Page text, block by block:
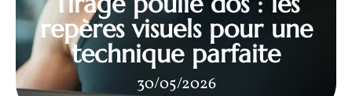
repères visuels pour une
technique parfaite
30/05/2026